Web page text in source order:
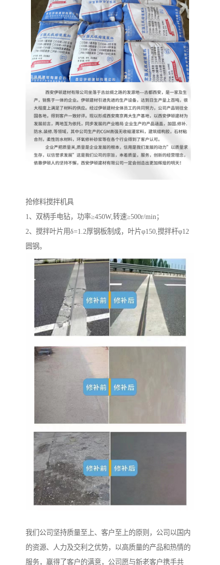
抢修料搅拌机具
1、双柄手电钻，功率≥450W,转速≥500r/min；
2、搅拌叶片用δ=1.2厚钢板制成，叶片φ150,搅拌杆φ12
圆钢。
我们公司坚持质量至上、客户至上的原则，公司以国内
的资源、人力及交利之优势，以高质量的产品和热情的
服务，赢得了客户的满意，公司愿与新老客户携手共